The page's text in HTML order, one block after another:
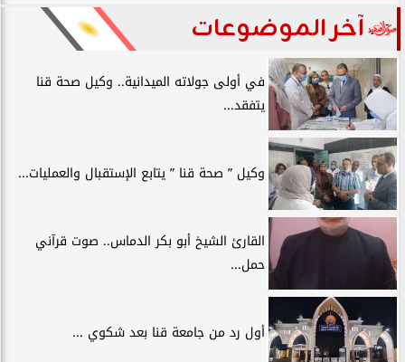
آخر الموضوعات
في أولى جولاته الميدانية.. وكيل صحة قنا
يتفقد...
وكيل ” صحة قنا ” يتابع الإستقبال والعمليات...
القارئ الشيخ أبو بكر الدماس.. صوت قرآني
حمل...
أول رد من جامعة قنا بعد شكوي ...